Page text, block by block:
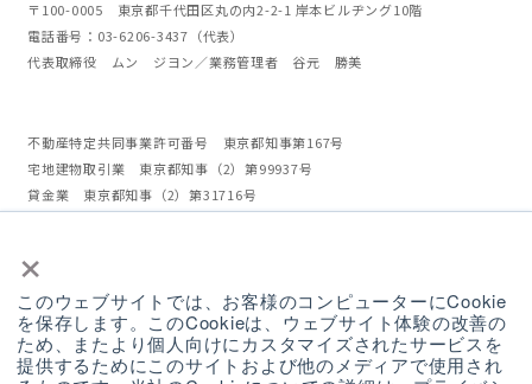
×
このウェブサイトでは、お客様のコンピューターにCookie
を保存します。このCookieは、ウェブサイト体験の改善の
ため、またより個人向けにカスタマイズされたサービスを
提供するためにこのサイトおよび他のメディアで使用され
〒100-0005 東京都千代田区丸の内2-2-1 岸本ビルヂング10階
電話番号：03-6206-3437（代表）
代表取締役 ムン ジヨン／業務管理者 谷元 勝美
不動産特定共同事業許可番号 東京都知事第167号
宅地建物取引業 東京都知事（2）第99937号
貸金業 東京都知事（2）第31716号
加入協会 日本貸金業協会
REVADDでは、環境問題や脱炭素問題に取り組む
NGO、NPOなどを応援しています。